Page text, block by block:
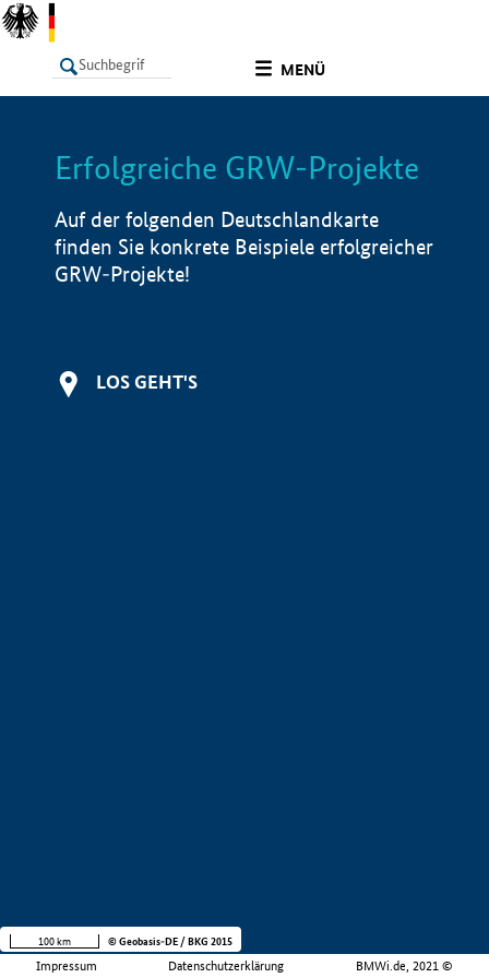
MENÜ
LISTE Info
Erfolgreiche GRW-Projekte
Auf der folgenden Deutschlandkarte
finden Sie konkrete Beispiele erfolgreicher
GRW-Projekte!
LOS GEHT'S
Impressum Datenschutzerklärung BMWi.de, 2021 ©
100 km © Geobasis-DE / BKG 2015